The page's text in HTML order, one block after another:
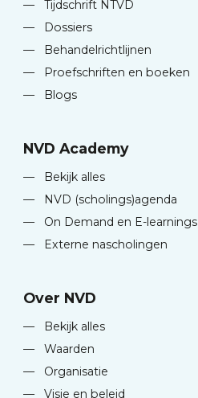
—
Tijdschrift NTVD
—
Dossiers
—
Behandelrichtlijnen
—
Proefschriften en boeken
—
Blogs
NVD Academy
—
Bekijk alles
—
NVD (scholings)agenda
—
On Demand en E-learnings
—
Externe nascholingen
Over NVD
—
Bekijk alles
—
Waarden
—
Organisatie
—
Visie en beleid